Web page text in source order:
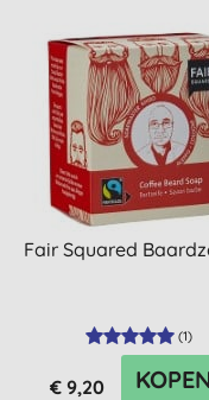
Fair Squared
(1)
€ 9,20